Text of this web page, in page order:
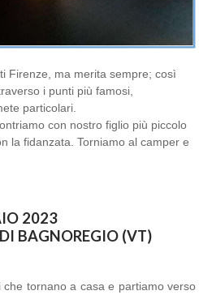
Firenze, ma merita sempre; così
i punti più famosi,
particolari.
con nostro figlio più piccolo
la fidanzata. Torniamo al camper e
2023
BAGNOREGIO (VT)
che tornano a casa e partiamo verso